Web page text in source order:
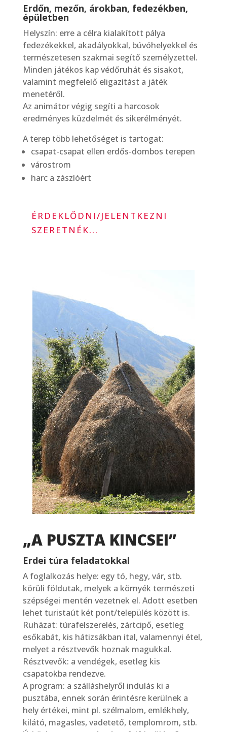
Erdőn, mezőn, árokban, fedezékben,
épületben
Helyszín: erre a célra kialakított pálya
fedezékekkel, akadályokkal, búvóhelyekkel és
természetesen szakmai segítő személyzettel.
Minden játékos kap védőruhát és sisakot,
valamint megfelelő eligazítást a játék
menetéről.
Az animátor végig segíti a harcosok
eredményes küzdelmét és sikerélményét.
A terep több lehetőséget is tartogat:
csapat-csapat ellen erdős-dombos terepen
várostrom
harc a zászlóért
ÉRDEKLŐDNI/JELENTKEZNI
SZERETNÉK...
„A PUSZTA KINCSEI”
Erdei túra feladatokkal
A foglalkozás helye: egy tó, hegy, vár, stb.
körüli földutak, melyek a környék természeti
szépségei mentén vezetnek el. Adott esetben
lehet turistaút két pont/település között is.
Ruházat: túrafelszerelés, zártcipő, esetleg
esőkabát, kis hátizsákban ital, valamennyi étel,
melyet a résztvevők hoznak magukkal.
Résztvevők: a vendégek, esetleg kis
csapatokba rendezve.
A program: a szálláshelyről indulás ki a
pusztába, ennek során érintésre kerülnek a
hely értékei, mint pl. szélmalom, emlékhely,
kilátó, magasles, vadetető, templomrom, stb.